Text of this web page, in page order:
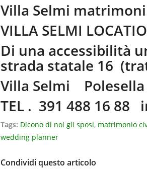
Villa Selmi
VILLA SELMI
Di una accessibilità
strada statale 16
Villa Selmi Polesella
TEL . 391 488 16 88
Tags: Dicono di noi gli sposi, matrimonio
wedding planner
Condividi questo articolo